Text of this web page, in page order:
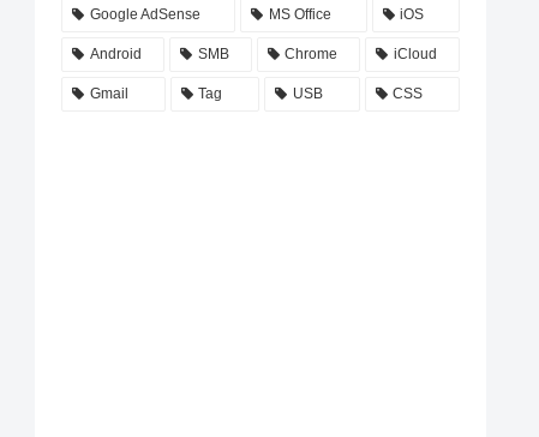
Google AdSense MS Office iOS
Android SMB Chrome iCloud
Gmail Tag USB CSS